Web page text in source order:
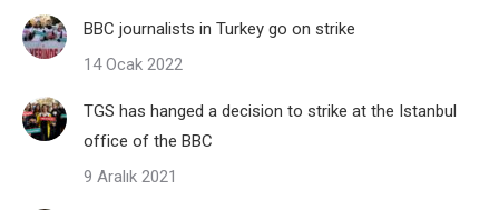
BBC journalists in Turkey go on strike
14 Ocak 2022
TGS has hanged a decision to strike at the Istanbul
office of the BBC
9 Aralık 2021